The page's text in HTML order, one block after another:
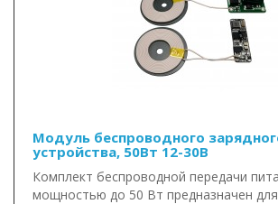
Модуль беспроводного
устройства, 50Вт 12-30В
Комплект беспроводной передачи
мощностью до 50 Вт предназначен для